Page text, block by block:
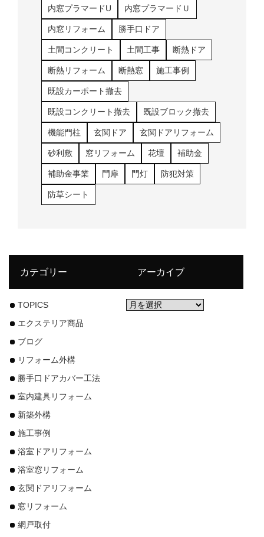
内窓プラマードU 内窓プラマードＵ
内窓リフォーム 勝手口ドア
土間コンクリート 土間工事 断熱ドア
断熱リフォーム 断熱窓 施工事例
既設カーポート撤去
既設コンクリート撤去 既設ブロック撤去
機能門柱 玄関ドア 玄関ドアリフォーム
砂利敷 窓リフォーム 花壇 補助金
補助金事業 門扉 門灯 防犯対策
防草シート
カテゴリー
TOPICS
エクステリア商品
ブログ
リフォーム外構
勝手口ドアカバー工法
室内建具リフォーム
新築外構
施工事例
浴室ドアリフォーム
浴室窓リフォーム
玄関ドアリフォーム
窓リフォーム
網戸取付
アーカイブ